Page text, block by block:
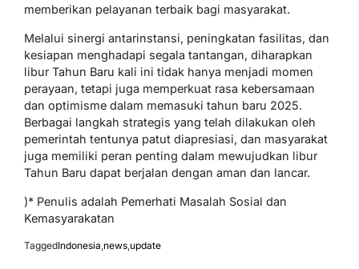
memberikan pelayanan terbaik bagi masyarakat.
Melalui sinergi antarinstansi, peningkatan fasilitas, dan
kesiapan menghadapi segala tantangan, diharapkan
libur Tahun Baru kali ini tidak hanya menjadi momen
perayaan, tetapi juga memperkuat rasa kebersamaan
dan optimisme dalam memasuki tahun baru 2025.
Berbagai langkah strategis yang telah dilakukan oleh
pemerintah tentunya patut diapresiasi, dan masyarakat
juga memiliki peran penting dalam mewujudkan libur
Tahun Baru dapat berjalan dengan aman dan lancar.
)* Penulis adalah Pemerhati Masalah Sosial dan
Kemasyarakatan
TaggedIndonesia,news,update